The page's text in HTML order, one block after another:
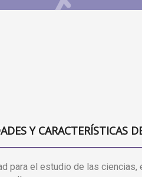
Y CARACTERÍSTICAS
para el estudio de las ciencias,